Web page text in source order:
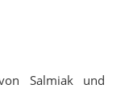
Salmiak und